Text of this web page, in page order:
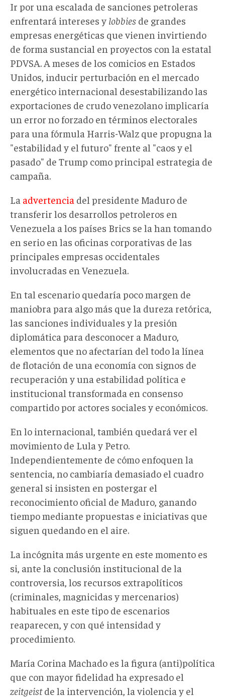
Ir por una escalada de sanciones petroleras
enfrentará intereses y lobbies de grandes
empresas energéticas que vienen invirtiendo
de forma sustancial en proyectos con la estatal
PDVSA. A meses de los comicios en Estados
Unidos, inducir perturbación en el mercado
energético internacional desestabilizando las
exportaciones de crudo venezolano implicaría
un error no forzado en términos electorales
para una fórmula Harris-Walz que propugna la
"estabilidad y el futuro" frente al "caos y el
pasado" de Trump como principal estrategia de
campaña.
La advertencia del presidente Maduro de
transferir los desarrollos petroleros en
Venezuela a los países Brics se la han tomando
en serio en las oficinas corporativas de las
principales empresas occidentales
involucradas en Venezuela.
En tal escenario quedaría poco margen de
maniobra para algo más que la dureza retórica,
las sanciones individuales y la presión
diplomática para desconocer a Maduro,
elementos que no afectarían del todo la línea
de flotación de una economía con signos de
recuperación y una estabilidad política e
institucional transformada en consenso
compartido por actores sociales y económicos.
En lo internacional, también quedará ver el
movimiento de Lula y Petro.
Independientemente de cómo enfoquen la
sentencia, no cambiaría demasiado el cuadro
general si insisten en postergar el
reconocimiento oficial de Maduro, ganando
tiempo mediante propuestas e iniciativas que
siguen quedando en el aire.
La incógnita más urgente en este momento es
si, ante la conclusión institucional de la
controversia, los recursos extrapolíticos
(criminales, magnicidas y mercenarios)
habituales en este tipo de escenarios
reaparecen, y con qué intensidad y
procedimiento.
María Corina Machado es la figura (anti)política
que con mayor fidelidad ha expresado el
zeitgeistde la intervención, la violencia y el